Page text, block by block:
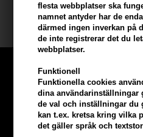
flesta webbplatser ska
namnet antyder har de
därmed ingen inverkan på
de inte registrerar det du
webbplatser.
Funktionell
Funktionella cookies
dina användarinställningar
de val och inställningar du
kan t.ex. kretsa kring vilka
det gäller språk och
Loreal Serie Expert